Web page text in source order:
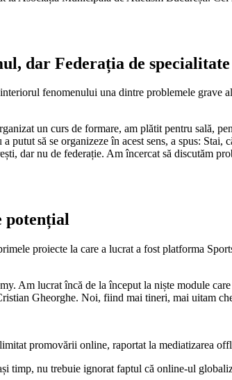
dar Federația de
fenomenului una dintre problemele grave
un curs de formare, am plătit pentru sală,
putut să se organizeze în acest sens, a spus:
dar nu de federație. Am încercat să discutăm
potențial
proiecte la care a lucrat a fost platforma
Am lucrat încă de la început la niște module
Gheorghe. Noi, fiind mai tineri, mai uitam
promovării online, raportat la mediatizarea
timp, nu trebuie ignorat faptul că online-ul